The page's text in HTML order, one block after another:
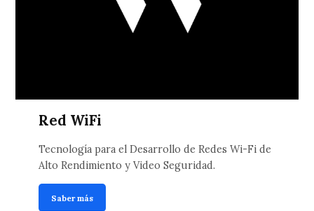
Red WiFi
Tecnología para el Desarrollo de Redes Wi-Fi de
Alto Rendimiento y Video Seguridad.
Saber más